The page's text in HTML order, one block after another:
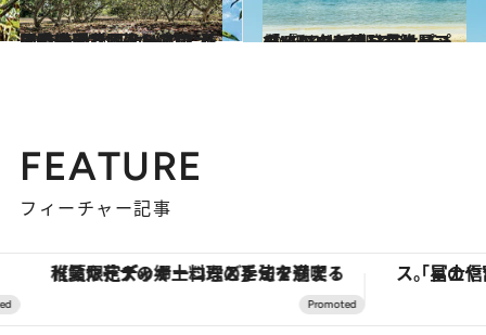
2026.6.10
【見たことのないハワイ】満開プルメリアの“花のアーチ”と“花の絨毯”が同時に現れるノースショアの絶景農園へ
旅＆お出かけ 2026.6.5
【ハワイを再発見】「『ジュラシック・パーク』のロケ地」だけじゃない！クアロア ランチの“知る人ぞ知る”絶景プライベートビーチへ
旅＆お出かけ
FEATURE
フィーチャー記事
【夏限定ディナーコース】旬を迎える稚鮎や花ズッキーニなどをイタリア・トスカーナの郷土料理の手法で満喫！